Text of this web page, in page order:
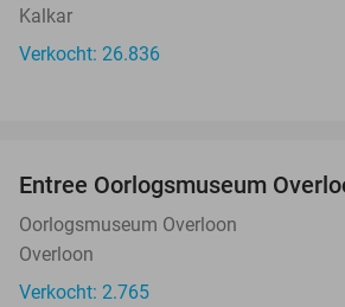
Kalkar
Verkocht: 26.836
Entree Oorlogsmuseum
Oorlogsmuseum Overloon
Overloon
Verkocht: 2.765